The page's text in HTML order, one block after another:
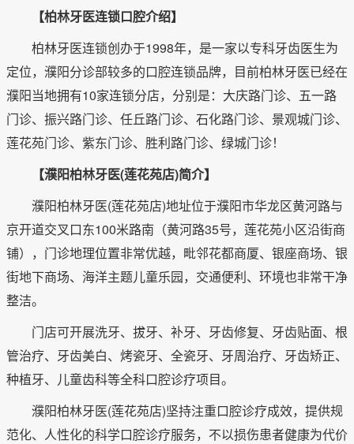
【柏林牙医连锁口腔介绍】
柏林牙医连锁创办于1998年，是一家以专科牙齿医生为
定位，濮阳分诊部较多的口腔连锁品牌，目前柏林牙医已经在
濮阳当地拥有10家连锁分店，分别是：大庆路门诊、五一路
门诊、振兴路门诊、任丘路门诊、石化路门诊、景观城门诊、
莲花苑门诊、紫东门诊、胜利路门诊、绿城门诊！
【濮阳柏林牙医(莲花苑店)简介】
濮阳柏林牙医(莲花苑店)地址位于濮阳市华龙区黄河路与
京开道交叉口东100米路南（黄河路35号，莲花苑小区沿街商
铺），门诊地理位置非常优越，毗邻花都商厦、银座商场、银
街地下商场、海洋主题儿童乐园，交通便利、环境也非常干净
整洁。
门店可开展洗牙、拔牙、补牙、牙齿修复、牙齿贴面、根
管治疗、牙齿美白、烤瓷牙、全瓷牙、牙周治疗、牙齿矫正、
种植牙、儿童齿科等全科口腔诊疗项目。
濮阳柏林牙医(莲花苑店)坚持注重口腔诊疗成效，提供规
范化、人性化的科学口腔诊疗服务，不以损伤患者健康为代价